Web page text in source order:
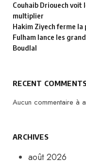
Couhaib Driouech voit
multiplier
Hakim Ziyech ferme
Fulham lance les
Boudlal
RECENT
Aucun commentaire à
ARCHIVES
août 2026